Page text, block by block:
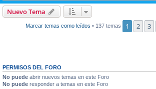
Nuevo Tema
Marcar temas como leídos • 137 temas 1 2 3
PERMISOS DEL FORO
No puede abrir nuevos temas en este Foro
No puede responder a temas en este Foro